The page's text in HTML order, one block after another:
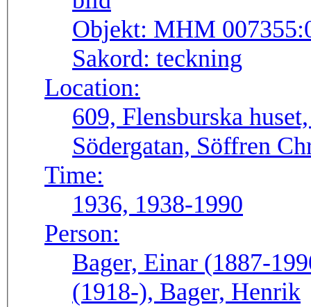
Objekt: MHM
Sakord: teckning
Location:
609, Flensburska
Södergatan, Söffren
Time:
1936, 1938-1990
Person:
Bager, Einar (1887-
(1918-), Bager, Henrik